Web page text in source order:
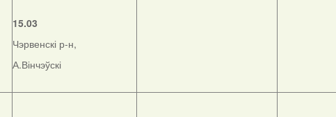
15.03
Чэрвенскі р-н,
А.Вінчэўскі